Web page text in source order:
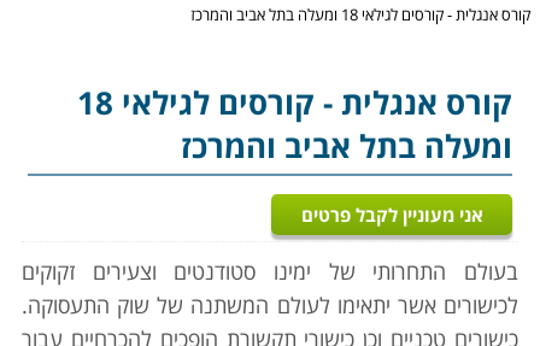
קורס אנגלית - קורסים לגילאי 18 ומעלה בתל אביב והמרכז
קורס אנגלית
- קורסים לגילאי 18
ומעלה בתל אביב והמרכז
אני מעוניין לקבל פרטים
בעולם התחרותי של ימינו סטודנטים וצעירים זקוקים
לכישורים אשר יתאימו לעולם המשתנה של שוק התעסוקה.
כישורים טכניים וכן כישורי תקשורת הופכים להכרחיים עבור